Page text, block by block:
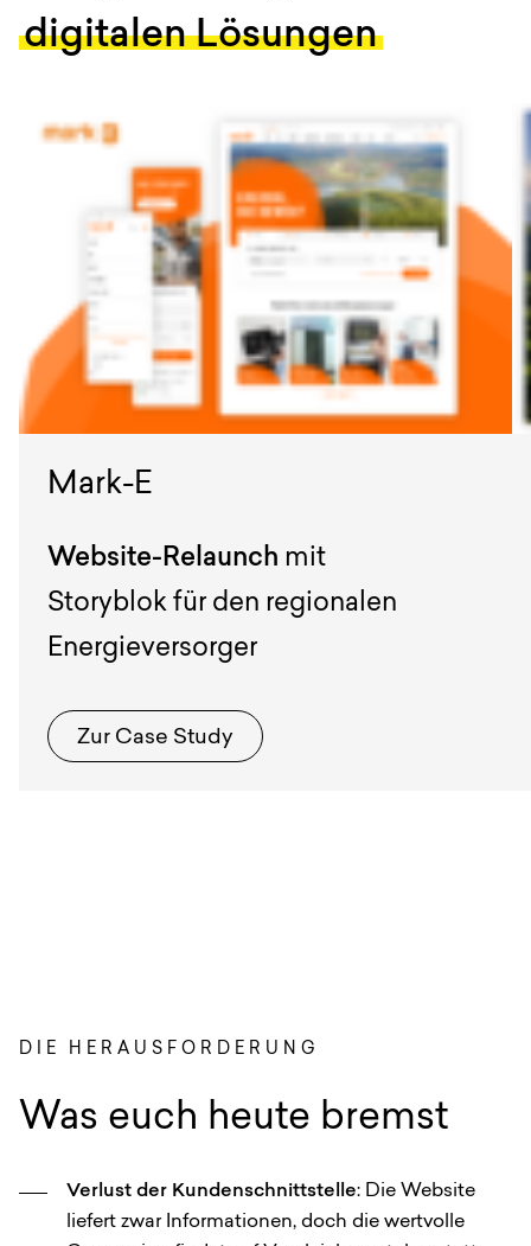
digitalen Lösungen
Mark-E
Website-Relaunch mit
Storyblok für den regionalen
Energieversorger
Zur Case Study
DIE HERAUSFORDERUNG
Was euch heute bremst
Verlust der Kundenschnittstelle: Die Website
liefert zwar Informationen, doch die wertvolle